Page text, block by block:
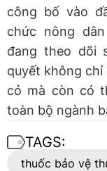
công bố vào
chức nông
đang theo dõi
quyết không
cỏ mà còn có
toàn bộ ngành
TAGS:
thuốc bảo vệ